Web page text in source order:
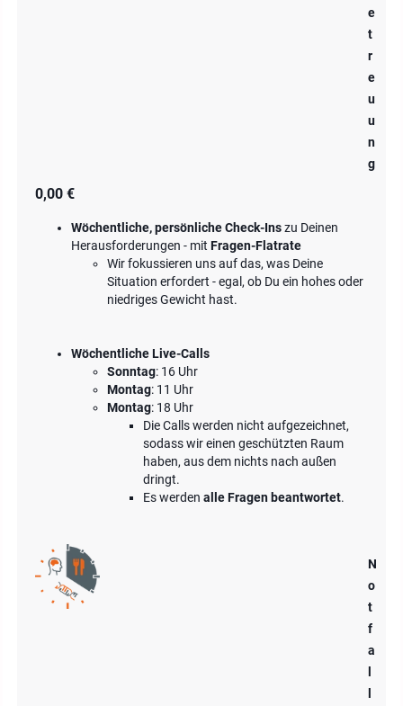
e
t
r
e
u
u
n
g
0,00 €
Wöchentliche, persönliche Check-Inszu Deinen
Herausforderungen - mit Fragen-Flatrate
Wir fokussieren uns auf das, was Deine
Situation erfordert - egal, ob Du ein hohes oder
niedriges Gewicht hast.
Wöchentliche Live-Calls
Sonntag: 16 Uhr
Montag: 11 Uhr
Montag: 18 Uhr
Die Calls werden nicht aufgezeichnet,
sodass wir einen geschützten Raum
haben, aus dem nichts nach außen
dringt.
Es werden alle Fragen beantwortet.
N
o
t
f
a